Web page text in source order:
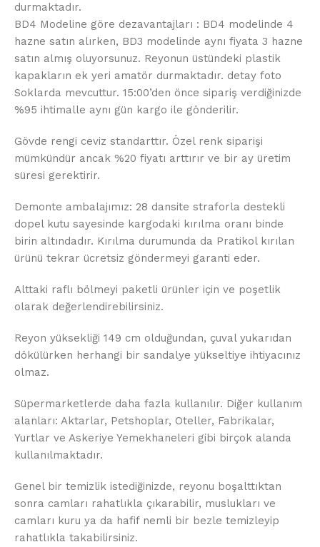
durmaktadır.
BD4 Modeline göre dezavantajları : BD4 modelinde 4
hazne satın alırken, BD3 modelinde aynı fiyata 3 hazne
satın almış oluyorsunuz. Reyonun üstündeki plastik
kapakların ek yeri amatör durmaktadır. detay foto
Soklarda mevcuttur. 15:00’den önce sipariş verdiğinizde
%95 ihtimalle aynı gün kargo ile gönderilir.
Gövde rengi ceviz standarttır. Özel renk siparişi
mümkündür ancak %20 fiyatı arttırır ve bir ay üretim
süresi gerektirir.
Demonte ambalajımız: 28 dansite straforla destekli
dopel kutu sayesinde kargodaki kırılma oranı binde
birin altındadır. Kırılma durumunda da Pratikol kırılan
ürünü tekrar ücretsiz göndermeyi garanti eder.
Alttaki raflı bölmeyi paketli ürünler için ve poşetlik
olarak değerlendirebilirsiniz.
Reyon yüksekliği 149 cm olduğundan, çuval yukarıdan
dökülürken herhangi bir sandalye yükseltiye ihtiyacınız
olmaz.
Süpermarketlerde daha fazla kullanılır. Diğer kullanım
alanları: Aktarlar, Petshoplar, Oteller, Fabrikalar,
Yurtlar ve Askeriye Yemekhaneleri gibi birçok alanda
kullanılmaktadır.
Genel bir temizlik istediğinizde, reyonu boşalttıktan
sonra camları rahatlıkla çıkarabilir, muslukları ve
camları kuru ya da hafif nemli bir bezle temizleyip
rahatlıkla takabilirsiniz.